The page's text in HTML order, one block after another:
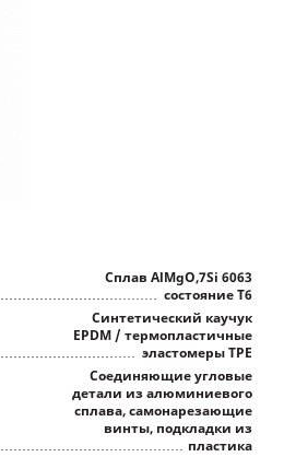
Сплав AlMgO,7Si 6063
состояние Т6
Синтетический каучук
EPDM / термопластичные
эластомеры TPE
Соединяющие угловые
детали из алюминиевого
сплава, самонарезающие
винты, подкладки из
пластика